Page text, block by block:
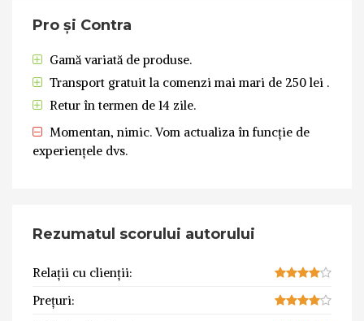
Pro și Contra
Gamă variată de produse.
Transport gratuit la comenzi mai mari de 250 lei .
Retur în termen de 14 zile.
Momentan, nimic. Vom actualiza în funcție de
experiențele dvs.
Rezumatul scorului autorului
Relații cu clienții:
Prețuri: